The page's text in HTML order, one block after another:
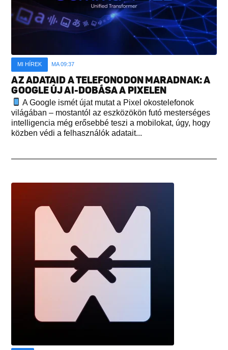
MI HÍREK MA 09:37
AZ ADATAID A TELEFONODON MARADNAK: A
GOOGLE ÚJ AI-DOBÁSA A PIXELEN
A Google ismét újat mutat a Pixel okostelefonok
világában – mostantól az eszközökön futó mesterséges
intelligencia még erősebbé teszi a mobilokat, úgy, hogy
közben védi a felhasználók adatait...